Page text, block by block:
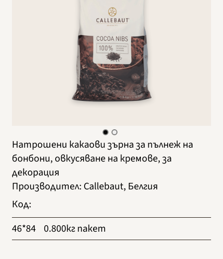
Натрошени какаови зърна за пълнеж на
бонбони, овкусяване на кремове, за
декорация
Производител: Callebaut, Белгия
Код:
46*84 0.800кг пакет